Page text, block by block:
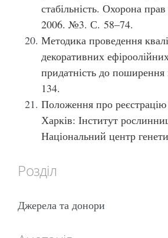
стабільність. Охорона
2006. №3. С. 58–74.
Методика проведення
декоративних
придатність до
134.
Положення про реєстрацію
Харків: Інститут
Національний центр
Розділ
Джерела та донори